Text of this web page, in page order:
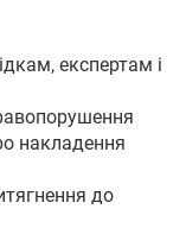
експертам і
накладення
до